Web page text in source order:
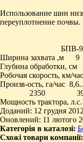
Использование шин
переуплотнение почвы.
БПВ-9
Ширина
Глубина
Робочая скорость,
Произв-ость, га/час
2350
Мощность трактора,
Доданий: 12 грудня
Оновлений: 11 лютого
Категорія в каталозі:
Схожі товари компанії: